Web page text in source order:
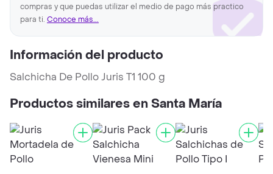
compras y que puedas utilizar el medio de pago más practico
para ti. Conoce más...
Información del producto
Salchicha De Pollo Juris T1 100 g
Productos similares en Santa María